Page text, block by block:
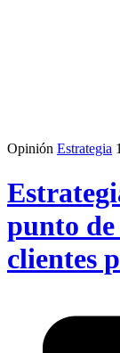
Opinión Estrategia
punto
clientes